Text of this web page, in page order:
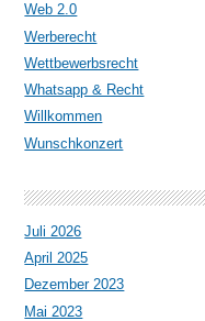
Web 2.0
Werberecht
Wettbewerbsrecht
Whatsapp & Recht
Willkommen
Wunschkonzert
Juli 2026
April 2025
Dezember 2023
Mai 2023